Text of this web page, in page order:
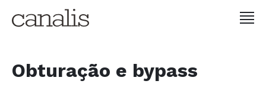
Obturação e bypass